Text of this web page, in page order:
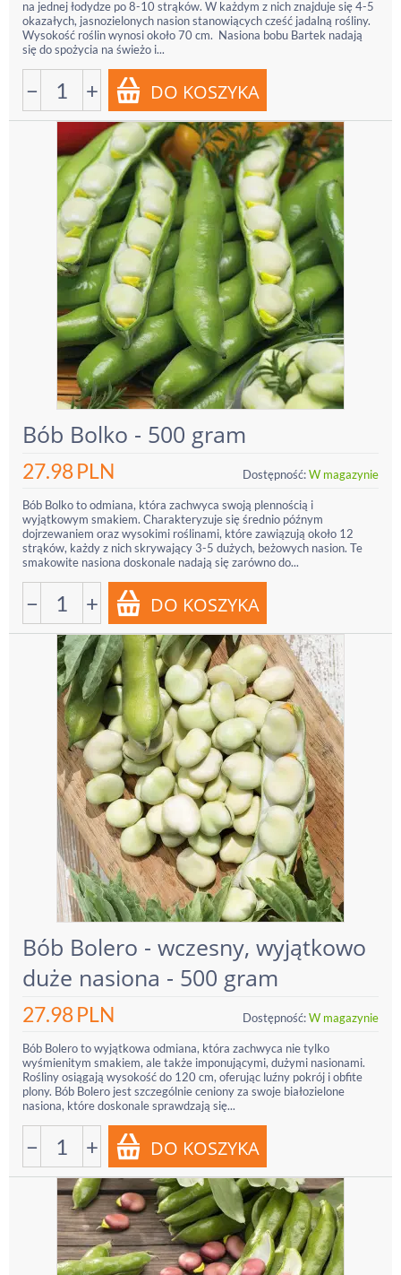
na jednej łodydze po 8-10 strąków. W każdym z nich znajduje się 4-5
okazałych, jasnozielonych nasion stanowiących cześć jadalną rośliny.
Wysokość roślin wynosi około 70 cm. Nasiona bobu Bartek nadają
się do spożycia na świeżo i...
− +
Bób Bolko - 500 gram
27.98PLN Dostępność:W magazynie
Bób Bolko to odmiana, która zachwyca swoją plennością i
wyjątkowym smakiem. Charakteryzuje się średnio późnym
dojrzewaniem oraz wysokimi roślinami, które zawiązują około 12
strąków, każdy z nich skrywający 3-5 dużych, beżowych nasion. Te
smakowite nasiona doskonale nadają się zarówno do...
− +
Bób Bolero - wczesny, wyjątkowo
duże nasiona - 500 gram
27.98PLN Dostępność:W magazynie
Bób Bolero to wyjątkowa odmiana, która zachwyca nie tylko
wyśmienitym smakiem, ale także imponującymi, dużymi nasionami.
Rośliny osiągają wysokość do 120 cm, oferując luźny pokrój i obfite
plony. Bób Bolero jest szczególnie ceniony za swoje białozielone
nasiona, które doskonale sprawdzają się...
− +